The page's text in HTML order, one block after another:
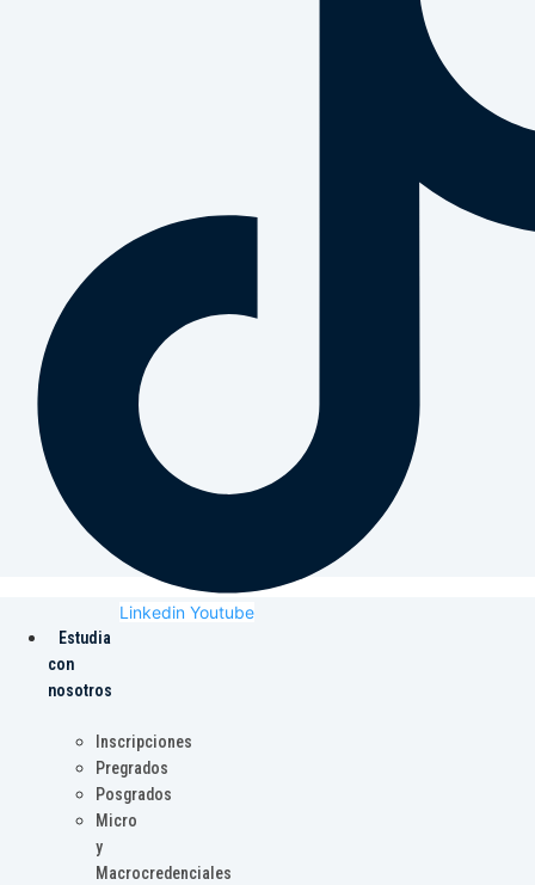
Linkedin Youtube
Estudia
con
nosotros
Inscripciones
Pregrados
Posgrados
Micro
y
Macrocredenciales